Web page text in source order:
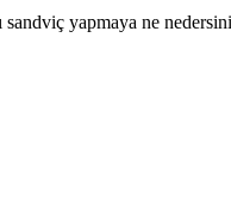
yapmaya ne